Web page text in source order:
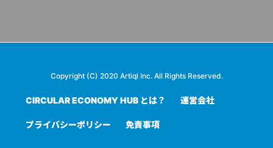
Copyright (C) 2020 Artiql Inc. All Rights Reserved.
CIRCULAR ECONOMY HUB とは？ 運営会社
プライバシーポリシー 免責事項